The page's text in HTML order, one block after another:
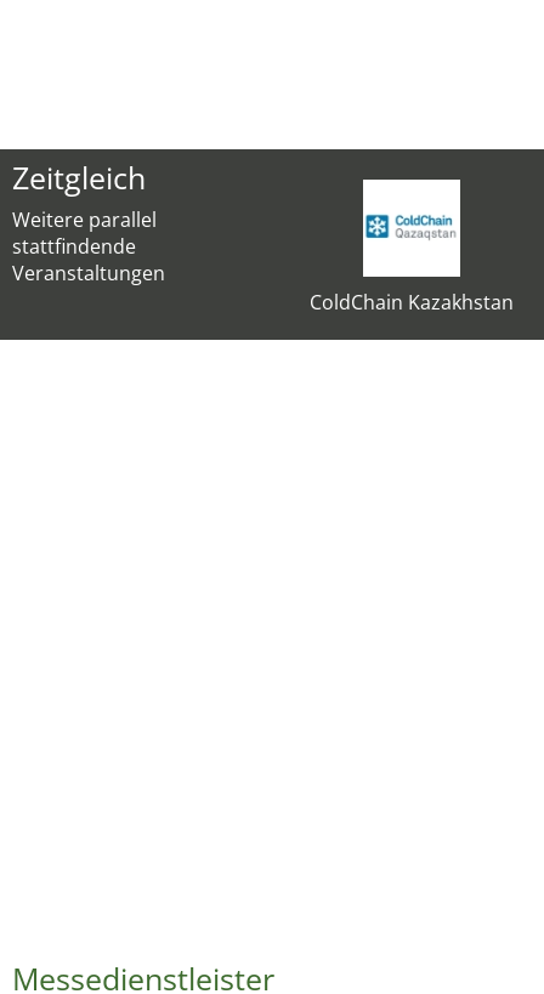
Zeitgleich
Weitere parallel
stattfindende
Veranstaltungen
ColdChain Kazakhstan
Messedienstleister